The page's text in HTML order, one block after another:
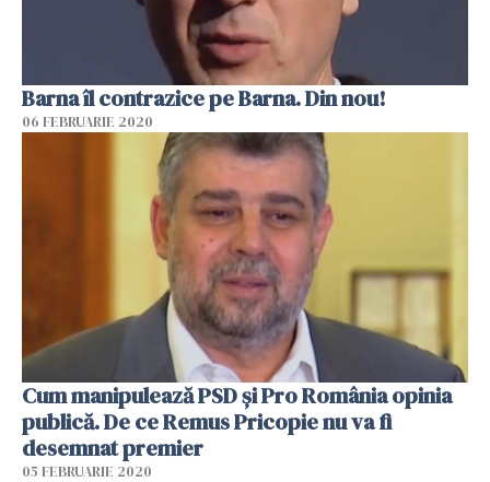
Barna îl contrazice pe Barna. Din nou!
06 FEBRUARIE 2020
Cum manipulează PSD și Pro România opinia
publică. De ce Remus Pricopie nu va fi
desemnat premier
05 FEBRUARIE 2020